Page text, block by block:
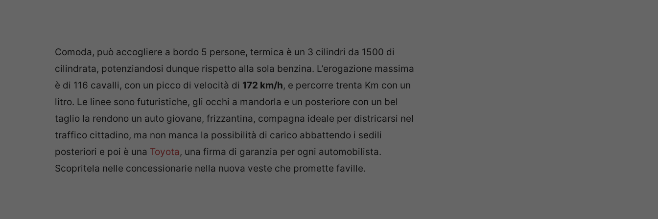
Comoda, può accogliere a bordo 5 persone, termica è un 3 cilindri da 1500 di
cilindrata, potenziandosi dunque rispetto alla sola benzina. L’erogazione massima
è di 116 cavalli, con un picco di velocità di 172 km/h, e percorre trenta Km con un
litro. Le linee sono futuristiche, gli occhi a mandorla e un posteriore con un bel
taglio la rendono un auto giovane, frizzantina, compagna ideale per districarsi nel
traffico cittadino, ma non manca la possibilità di carico abbattendo i sedili
posteriori e poi è una Toyota, una firma di garanzia per ogni automobilista.
Scopritela nelle concessionarie nella nuova veste che promette faville.